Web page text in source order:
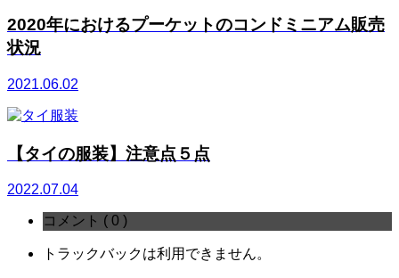
2020年におけるプーケットのコンドミニアム販売
状況
2021.06.02
【タイの服装】注意点５点
2022.07.04
コメント ( 0 )
トラックバックは利用できません。